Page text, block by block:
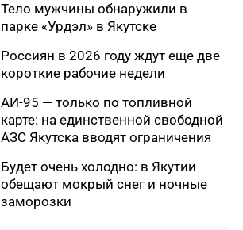
Якутяне подали более 61
тысяч заявлений на получение
земельных участков
«Точка будущего. Якутия»:
самый масштабный
образовательный проект на
вечной мерзлоте
47 участников из арктических
районов Якутии объединил XI
Молодежный Суглан в
Октемцах
Тело мужчины обнаружили в
парке «Урдэл» в Якутске
Россиян в 2026 году ждут еще две
короткие рабочие недели
АИ-95 — только по топливной
карте: на единственной свободной
АЗС Якутска вводят ограничения
Будет очень холодно: в Якутии
обещают мокрый снег и ночные
заморозки